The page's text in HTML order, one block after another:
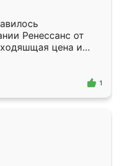
Ренессанс от
цена и
Приехавший
самый
1